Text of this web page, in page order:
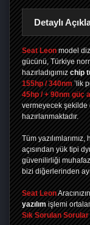
Detaylı
Seat Leon model
gücünü, Türkiye
hazırladıgımız chip
155hp / 340nm ’lik
45hp / + 90nm güç
vermeyecek
hazırlanmaktadır.
Tüm
açısından yük tipi
güvenilirliği
bizi diğerlerinden
Seat Leon
yazılım işlemi
Sık Sorulan Sorular